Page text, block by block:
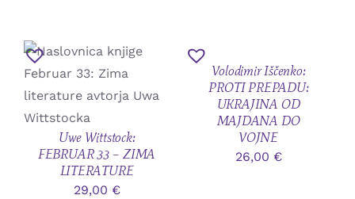
DODAJ V KOŠARICO
/
PODROBNOSTI
Uwe Wittstock:
FEBRUAR 33 – ZIMA
LITERATURE
29,00 €
V
KOŠARICO
PODROBNOSTI
Volodimir Iščenko:
PROTI PREPADU:
UKRAJINA OD
MAJDANA DO
VOJNE
26,00 €